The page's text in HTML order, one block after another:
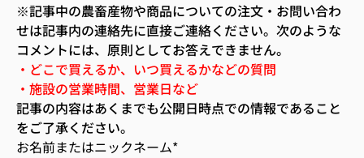
※記事中の農畜産物や商品についての注文・お問い合わ
せは記事内の連絡先に直接ご連絡ください。次のような
コメントには、原則としてお答えできません。
・どこで買えるか、いつ買えるかなどの質問
・施設の営業時間、営業日など
記事の内容はあくまでも公開日時点での情報であること
をご了承ください。
お名前またはニックネーム*